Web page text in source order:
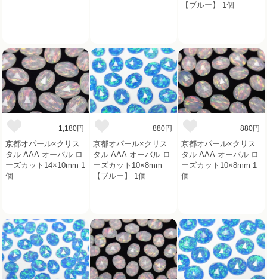
【ブルー】 1個
1,180円
京都オパール×クリス
タル AAA オーバル ロ
ーズカット14×10mm 1
個
880円
京都オパール×クリス
タル AAA オーバル ロ
ーズカット10×8mm
【ブルー】 1個
880円
京都オパール×クリス
タル AAA オーバル ロ
ーズカット10×8mm 1
個